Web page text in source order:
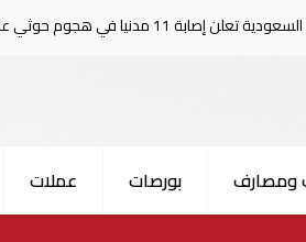
على نجران
ومصارف بورصات عملات